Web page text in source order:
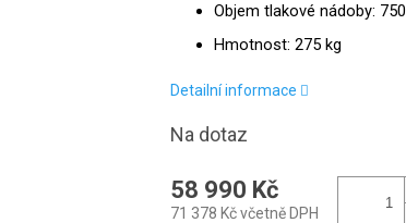
Objem tlakové nádoby: 750 l
Hmotnost: 275 kg
Detailní informace
Na dotaz
58 990 Kč
71 378 Kč včetně DPH